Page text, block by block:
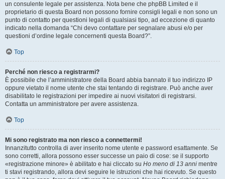
un consulente legale per assistenza. Nota bene che phpBB Limited e il
proprietario di questa Board non possono fornire consigli legali e non sono un
punto di contatto per questioni legali di qualsiasi tipo, ad eccezione di quanto
indicato nella domanda “Chi devo contattare per segnalare abusi e/o per
questioni d’ordine legale concernenti questa Board?”.
Top
Perché non riesco a registrarmi?
È possibile che l’amministratore della Board abbia bannato il tuo indirizzo IP
oppure vietato il nome utente che stai tentando di registrare. Può anche aver
disabilitato le registrazioni per impedire ai nuovi visitatori di registrarsi.
Contatta un amministratore per avere assistenza.
Top
Mi sono registrato ma non riesco a connettermi!
Innanzitutto controlla di aver inserito nome utente e password esattamente. Se
sono corretti, allora possono esser successe un paio di cose: se il supporto
«registrazione minore» è abilitato e hai cliccato su Ho meno di 13 anni mentre
ti stavi registrando, allora devi seguire le istruzioni che hai ricevuto. Se questo